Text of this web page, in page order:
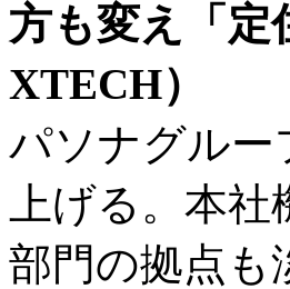
方も変え「
XTECH）
パソナグルー
上げる。本
部門の拠点も